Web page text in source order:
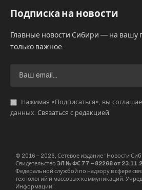
Подписка на новости
Главные новости Сибири — на вашу
только важное.
Нажимая «Подписаться», вы
данных. Связаться с редакцией
© 2016 – 2026, Сетевое издание “Новости
Свидетельство ЭЛ № ФС 77 – 82268 от
Федеральной службой по надзору в сфере
технологий и массовых коммуникаций.
Информации”